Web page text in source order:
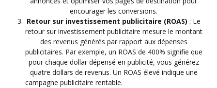
encourager les conversions.
Retour sur investissement publicitaire (ROAS) : Le
retour sur investissement publicitaire mesure le montant
des revenus générés par rapport aux dépenses
publicitaires. Par exemple, un ROAS de 400% signifie que
pour chaque dollar dépensé en publicité, vous générez
quatre dollars de revenus. Un ROAS élevé indique une
campagne publicitaire rentable.